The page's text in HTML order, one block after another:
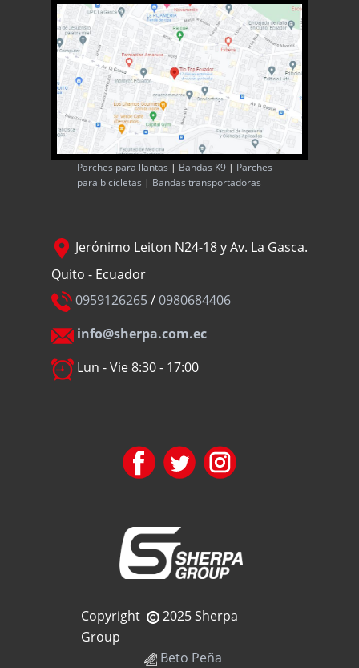
Parches para llantas | Bandas K9 | Parches
para bicicletas | Bandas transportadoras
Jerónimo Leiton N24-18 y Av. La Gasca.
Quito - Ecuador
0959126265/0980684406
info@sherpa.com.ec
Lun - Vie 8:30 - 17:00
Copyright
2025 Sherpa
Group
Beto Peña